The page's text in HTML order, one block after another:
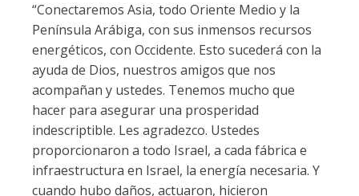
“Conectaremos Asia, todo Oriente Medio y la
Península Arábiga, con sus inmensos recursos
energéticos, con Occidente. Esto sucederá con la
ayuda de Dios, nuestros amigos que nos
acompañan y ustedes. Tenemos mucho que
hacer para asegurar una prosperidad
indescriptible. Les agradezco. Ustedes
proporcionaron a todo Israel, a cada fábrica e
infraestructura en Israel, la energía necesaria. Y
cuando hubo daños, actuaron, hicieron